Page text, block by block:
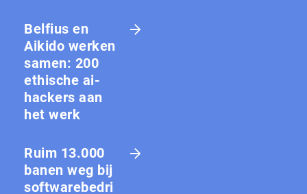
Belfius en
Aikido werken
samen: 200
ethische ai-
hackers aan
het werk
Ruim 13.000
banen weg bij
softwarebedri